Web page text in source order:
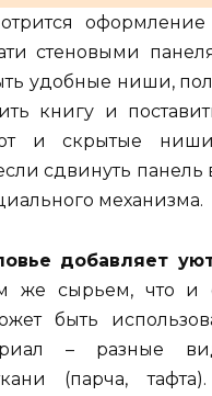
оформление
стеновыми
удобные ниши,
книгу и
и скрытые
сдвинуть панель
механизма.
добавляет
же сырьем, что и
быть
– разные
(парча,